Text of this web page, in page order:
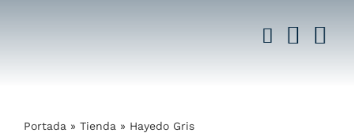
Portada » Tienda » Hayedo Gris